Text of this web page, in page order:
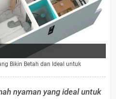
Bikin Betah dan Ideal untuk
nyaman yang ideal untuk